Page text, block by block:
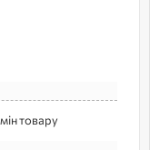
товару